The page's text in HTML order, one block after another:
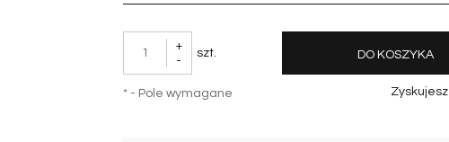
+
-
szt. DO KOSZYKA
Zyskujesz
* - Pole wymagane